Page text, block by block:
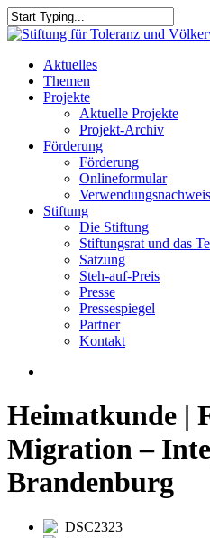
Skip
to
content
Close
search
Menu
Aktuelles
Themen
Projekte
Aktuelle Projekte
Projekt-Archiv
Förderung
Förderung
Onlineformular
Stiftung
Die Stiftung
Stiftungsrat und das
Satzung
Steh-auf-Preis
Presse
Pressespiegel
Partner
Kontakt
Heimatkunde |
Migration –
Brandenburg